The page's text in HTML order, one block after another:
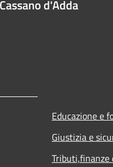
d'Adda
Educazione e
Giustizia e
Tributi,finanze